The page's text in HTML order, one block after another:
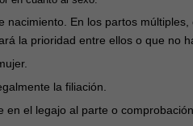
nacimiento. En los partos
la prioridad entre ellos o que no
la filiación.
en el legajo al parte o